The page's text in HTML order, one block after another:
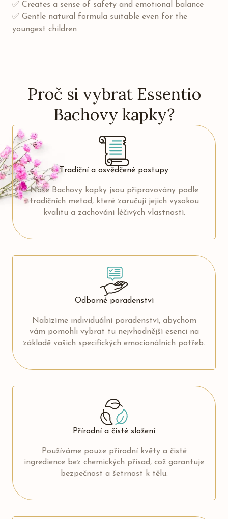
✅ Creates a sense of safety and emotional balance
✅ Gentle natural formula suitable even for the
youngest children
Proč si vybrat Essentio
Bachovy kapky?
Tradiční a osvědčené postupy
Naše Bachovy kapky jsou připravovány podle
tradičních metod, které zaručují jejich vysokou
kvalitu a zachování léčivých vlastností.
Odborné poradenství
Nabízíme individuální poradenství, abychom
vám pomohli vybrat tu nejvhodnější esenci na
základě vašich specifických emocionálních potřeb.
Přírodní a čisté složení
Používáme pouze přírodní květy a čisté
ingredience bez chemických přísad, což garantuje
bezpečnost a šetrnost k tělu.